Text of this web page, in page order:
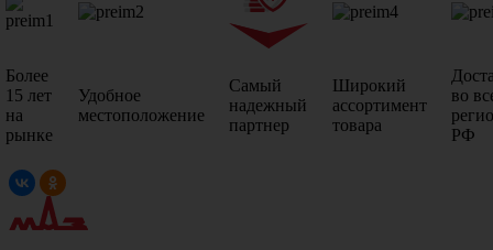
Более
15 лет
на
рынке
Удобное
местоположение
Самый
надежный
партнер
Широкий
ассортимент
товара
во
РФ